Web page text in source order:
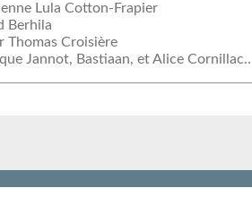
Lula Cotton-Frapier
Berhila
Thomas Croisière
Jannot, Bastiaan, et Alice